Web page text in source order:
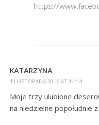
https://
KATARZYNA
11 LISTOPADA 2016 AT 14:14
Moje trzy ulubione
na niedzielne popołudnie